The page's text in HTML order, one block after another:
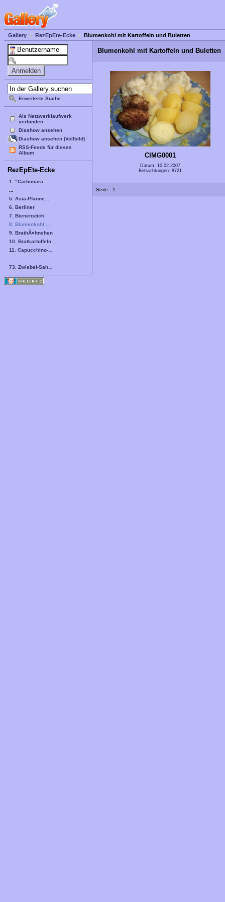
Gallery RezEpEte-Ecke Blumenkohl mit Kartoffeln und Buletten
Erweiterte Suche
Als Netzwerklaufwerk
verbinden
Diashow ansehen
Diashow ansehen (Vollbild)
RSS-Feeds für dieses
Album
RezEpEte-Ecke
1. "Carbonara....
5. Asia-Pfanne...
6. Berliner
7. Bienenstich
8. Blumenkohl ...
9. BrathÃ¤hnchen
10. Bratkartoffeln
11. Capucchino-...
73. Zwiebel-Sah...
Blumenkohl mit Kartoffeln und Buletten
CIMG0001
Datum: 10.02.2007
Betrachtungen: 8721
Seite: 1